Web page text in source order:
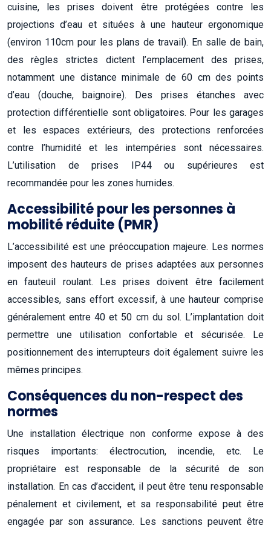
cuisine, les prises doivent être protégées contre les
projections d’eau et situées à une hauteur ergonomique
(environ 110cm pour les plans de travail). En salle de bain,
des règles strictes dictent l’emplacement des prises,
notamment une distance minimale de 60 cm des points
d’eau (douche, baignoire). Des prises étanches avec
protection différentielle sont obligatoires. Pour les garages
et les espaces extérieurs, des protections renforcées
contre l’humidité et les intempéries sont nécessaires.
L’utilisation de prises IP44 ou supérieures est
recommandée pour les zones humides.
Accessibilité pour les personnes à
mobilité réduite (PMR)
L’accessibilité est une préoccupation majeure. Les normes
imposent des hauteurs de prises adaptées aux personnes
en fauteuil roulant. Les prises doivent être facilement
accessibles, sans effort excessif, à une hauteur comprise
généralement entre 40 et 50 cm du sol. L’implantation doit
permettre une utilisation confortable et sécurisée. Le
positionnement des interrupteurs doit également suivre les
mêmes principes.
Conséquences du non-respect des
normes
Une installation électrique non conforme expose à des
risques importants: électrocution, incendie, etc. Le
propriétaire est responsable de la sécurité de son
installation. En cas d’accident, il peut être tenu responsable
pénalement et civilement, et sa responsabilité peut être
engagée par son assurance. Les sanctions peuvent être